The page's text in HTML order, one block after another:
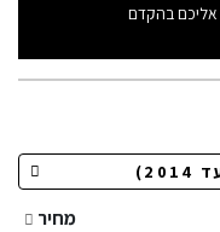
אליכם בהקדם
מחיר